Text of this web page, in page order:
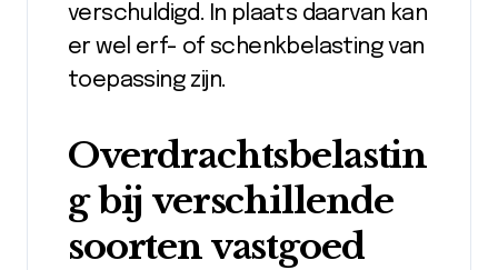
verschuldigd. In plaats daarvan kan
er wel erf- of schenkbelasting van
toepassing zijn.
Overdrachtsbelastin
g bij verschillende
soorten vastgoed